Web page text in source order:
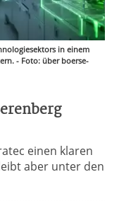
in einem
- Foto: über boerse-
einen klaren
aber unter den